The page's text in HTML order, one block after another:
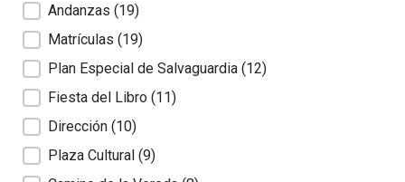
Andanzas (19)
Matrículas (19)
Plan Especial de Salvaguardia (12)
Fiesta del Libro (11)
Dirección (10)
Plaza Cultural (9)